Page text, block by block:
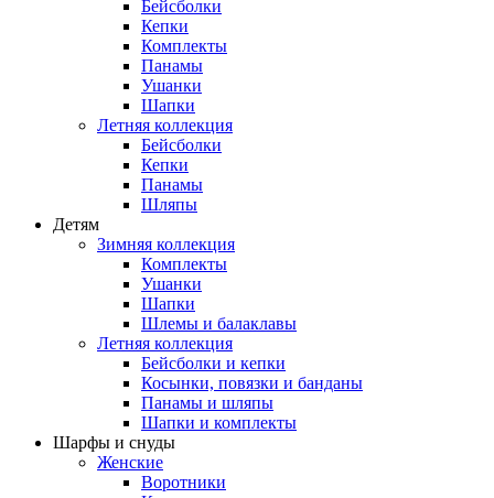
Бейсболки
Кепки
Комплекты
Панамы
Ушанки
Шапки
Летняя коллекция
Бейсболки
Кепки
Панамы
Шляпы
Детям
Зимняя коллекция
Комплекты
Ушанки
Шапки
Шлемы и балаклавы
Летняя коллекция
Бейсболки и кепки
Косынки, повязки и банданы
Панамы и шляпы
Шапки и комплекты
Шарфы и снуды
Женские
Воротники